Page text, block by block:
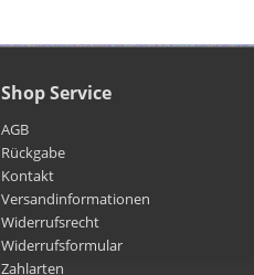
Shop Service
AGB
Rückgabe
Kontakt
Versandinformationen
Widerrufsrecht
Widerrufsformular
Zahlarten